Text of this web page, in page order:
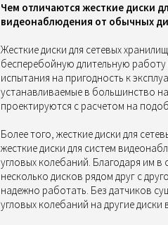
Чем отличаются жесткие диски
видеонаблюдения от обычных
Жесткие диски для сетевых
бесперебойную длительную
испытания на пригодность к
устанавливаемые в большинство
проектируются с расчетом на
Более того, жесткие диски для
жесткие диски для систем
угловых колебаний. Благодаря им
несколько дисков рядом друг с
надежно работать. Без датчиков
угловых колебаний на другие